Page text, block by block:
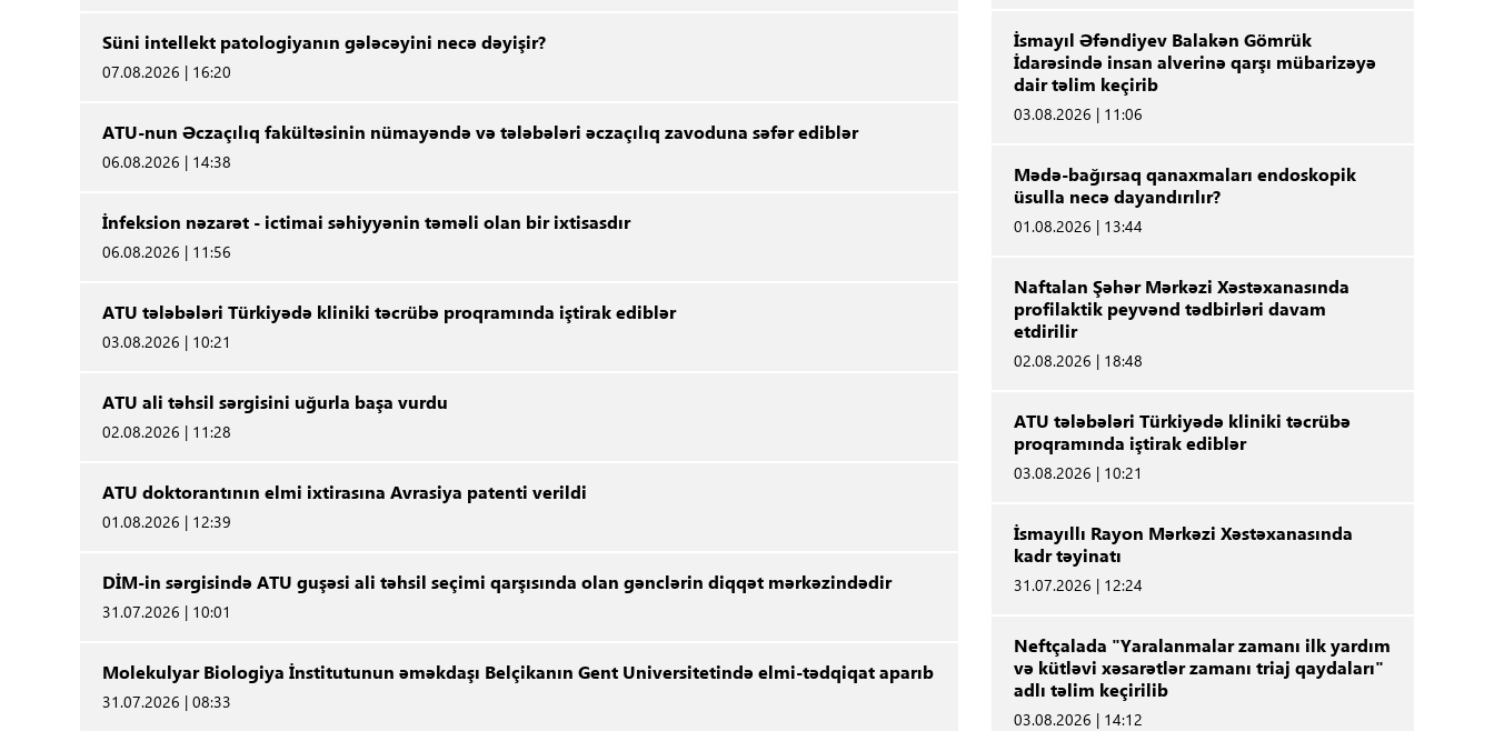
Süni intellekt patologiyanın gələcəyini necə dəyişir?
07.08.2026 | 16:20
ATU-nun Əczaçılıq fakültəsinin nümayəndə və tələbələri əczaçılıq zavoduna səfər ediblər
06.08.2026 | 14:38
İnfeksion nəzarət - ictimai səhiyyənin təməli olan bir ixtisasdır
06.08.2026 | 11:56
ATU tələbələri Türkiyədə kliniki təcrübə proqramında iştirak ediblər
03.08.2026 | 10:21
ATU ali təhsil sərgisini uğurla başa vurdu
02.08.2026 | 11:28
ATU doktorantının elmi ixtirasına Avrasiya patenti verildi
01.08.2026 | 12:39
DİM-in sərgisində ATU guşəsi ali təhsil seçimi qarşısında olan gənclərin diqqət mərkəzindədir
31.07.2026 | 10:01
Molekulyar Biologiya İnstitutunun əməkdaşı Belçikanın Gent Universitetində elmi-tədqiqat aparıb
31.07.2026 | 08:33
İsmayıl Əfəndiyev Balakən Gömrük
İdarəsində insan alverinə qarşı mübarizəyə
dair təlim keçirib
03.08.2026 | 11:06
Mədə-bağırsaq qanaxmaları endoskopik
üsulla necə dayandırılır?
01.08.2026 | 13:44
Naftalan Şəhər Mərkəzi Xəstəxanasında
profilaktik peyvənd tədbirləri davam
etdirilir
02.08.2026 | 18:48
ATU tələbələri Türkiyədə kliniki təcrübə
proqramında iştirak ediblər
03.08.2026 | 10:21
İsmayıllı Rayon Mərkəzi Xəstəxanasında
kadr təyinatı
31.07.2026 | 12:24
Neftçalada "Yaralanmalar zamanı ilk yardım
və kütləvi xəsarətlər zamanı triaj qaydaları"
adlı təlim keçirilib
03.08.2026 | 14:12